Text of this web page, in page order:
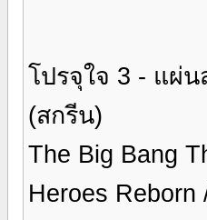
โปรจุใจ 3 - แผ่
(สกรีน)
The Big Bang
Heroes